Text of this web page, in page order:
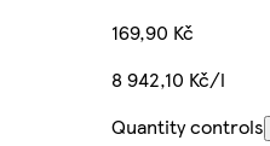
169,90 Kč
8 942,10 Kč/l
Quantity controls